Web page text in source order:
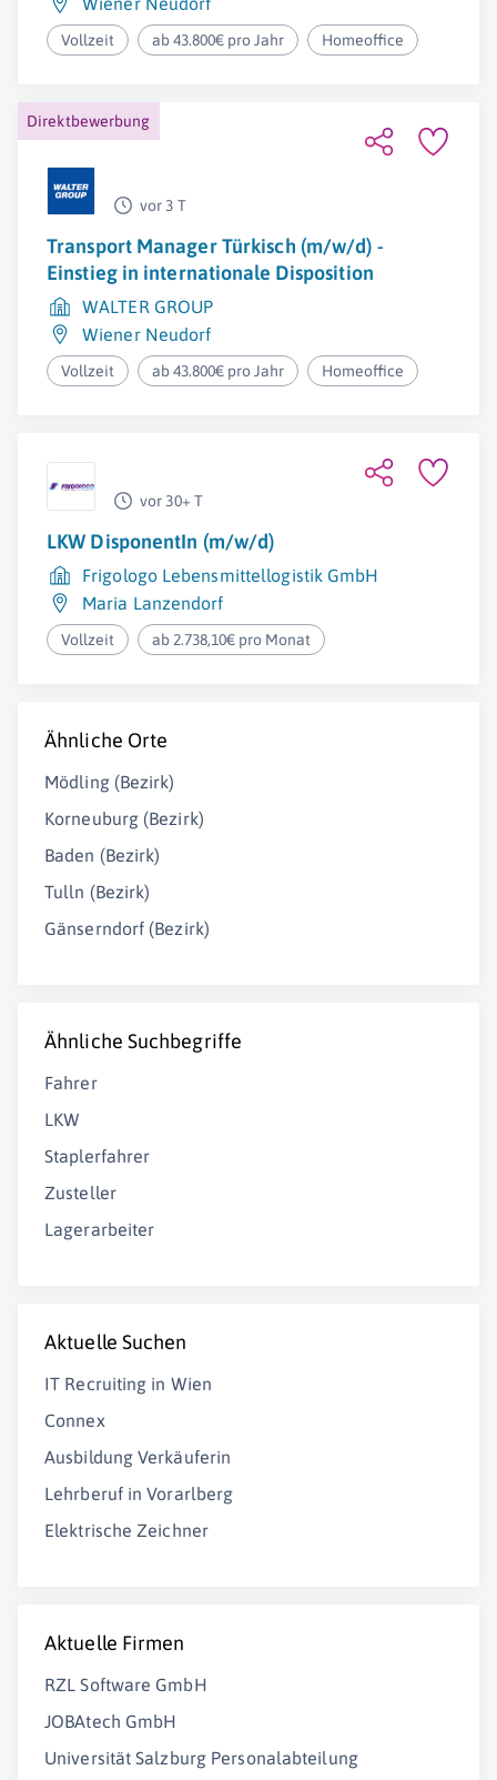
Vollzeit ab 43.800€ pro Jahr Homeoffice
Direktbewerbung
vor 3 T
Transport Manager Türkisch (m/w/d) -
Einstieg in internationale Disposition
WALTER GROUP
Wiener Neudorf
Vollzeit ab 43.800€ pro Jahr Homeoffice
vor 30+ T
LKW DisponentIn (m/w/d)
Frigologo Lebensmittellogistik GmbH
Maria Lanzendorf
Vollzeit ab 2.738,10€ pro Monat
Ähnliche Orte
Mödling (Bezirk)
Korneuburg (Bezirk)
Baden (Bezirk)
Tulln (Bezirk)
Gänserndorf (Bezirk)
Ähnliche Suchbegriffe
Fahrer
LKW
Staplerfahrer
Zusteller
Lagerarbeiter
Aktuelle Suchen
IT Recruiting in Wien
Connex
Ausbildung Verkäuferin
Lehrberuf in Vorarlberg
Elektrische Zeichner
Aktuelle Firmen
RZL Software GmbH
JOBAtech GmbH
Universität Salzburg Personalabteilung